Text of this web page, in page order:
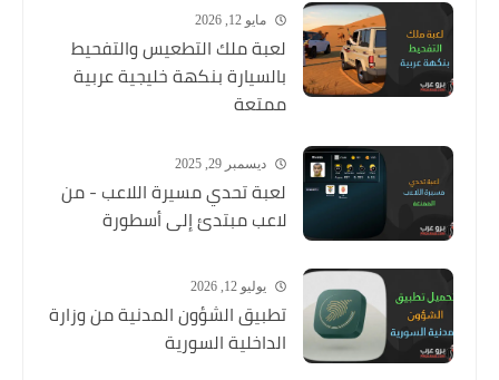
مايو 12, 2026
لعبة ملك التطعيس والتفحيط
بالسيارة بنكهة خليجية عربية
ممتعة
ديسمبر 29, 2025
لعبة تحدي مسيرة اللاعب - من
لاعب مبتدئ إلى أسطورة
يوليو 12, 2026
تطبيق الشؤون المدنية من وزارة
الداخلية السورية